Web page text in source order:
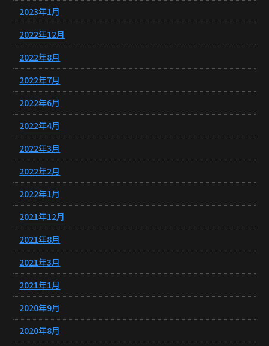
2023年1月
2022年12月
2022年8月
2022年7月
2022年6月
2022年4月
2022年3月
2022年2月
2022年1月
2021年12月
2021年8月
2021年3月
2021年1月
2020年9月
2020年8月